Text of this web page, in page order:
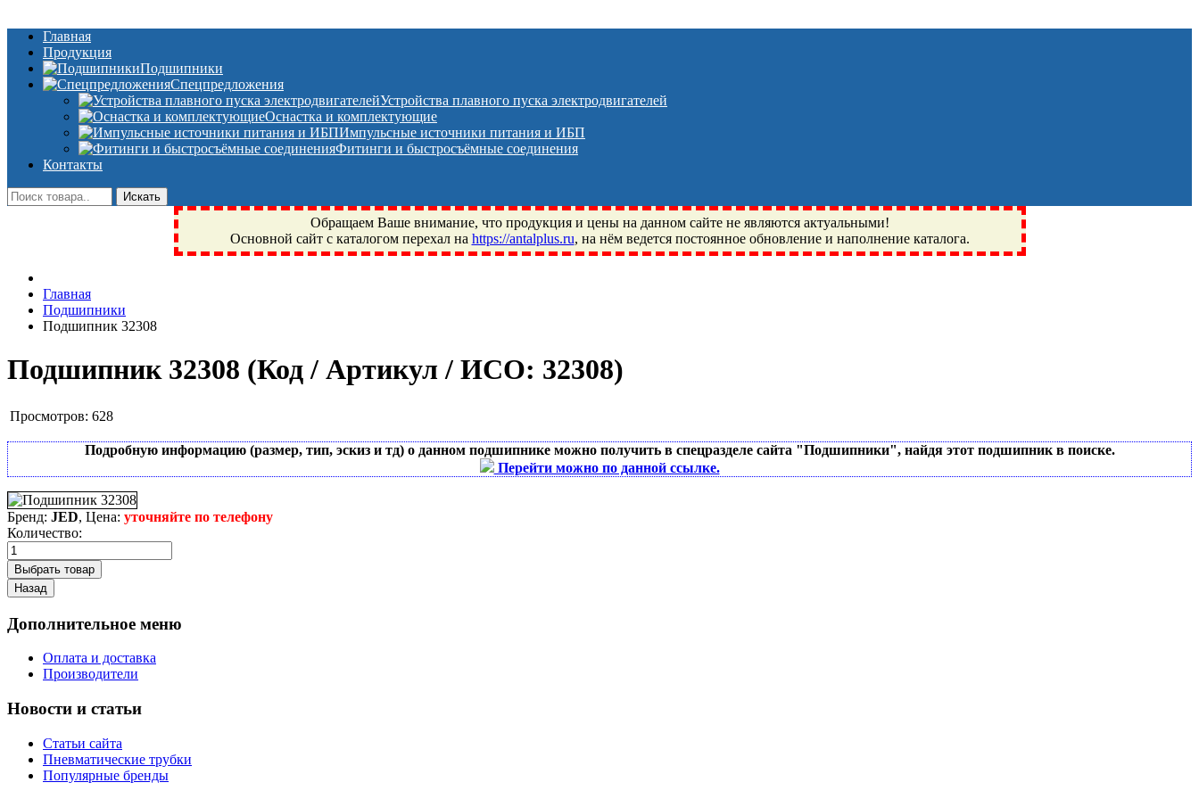
Главная
Продукция
Подшипники
Спецпредложения
Устройства плавного пуска электродвигателей
Оснастка и комплектующие
Импульсные источники питания и ИБП
Фитинги и быстросъёмные соединения
Контакты
Обращаем Ваше внимание, что продукция и цены на данном сайте не являются актуальными!
Основной сайт с каталогом перехал на https://antalplus.ru, на нём ведется постоянное обновление и наполнение каталога.
Фрязино, Антал+, плюс, Свердловский, Загорянский, Юбилейный, Щелково, Москва, Пушкино, Королёв, Балашиха, Фряново, Монино, Ивантеевка, подшипники, пневматика, метизы,
техника, сварочные аппараты, NIS, NSK, JED, KPT, NXZ, ГПЗ, Neutral, WHX, ZWZ, CRAFT, СПЗ-4, NECTECH, KG, LQY, DPI, BSN, SPZ, РФ, BMZ, ХАРП, CX, РОЛТОМ, APZ, FBJ, KYK,
NTN, SKF, купить, заказать
Главная
Подшипники
Подшипник 32308
Подшипник 32308 (Код / Артикул / ИСО: 32308)
Просмотров: 628
Подробную информацию (размер, тип, эскиз и тд) о данном подшипнике можно получить в спецразделе сайта "Подшипники", найдя этот подшипник в поиске.
Перейти можно по данной ссылке.
Бренд: JED, Цена: уточняйте по телефону
Количество:
Дополнительное меню
Оплата и доставка
Производители
Новости и статьи
Статьи сайта
Пневматические трубки
Популярные бренды